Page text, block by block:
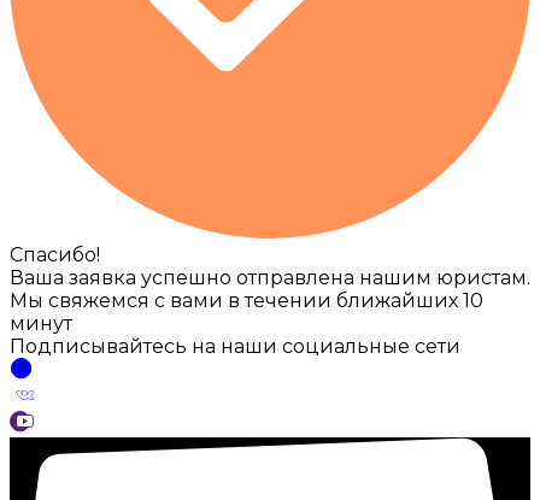
Спасибо!
Ваша заявка успешно отправлена нашим юристам.
Мы свяжемся с вами в течении ближайших 10
минут
Подписывайтесь на наши социальные сети